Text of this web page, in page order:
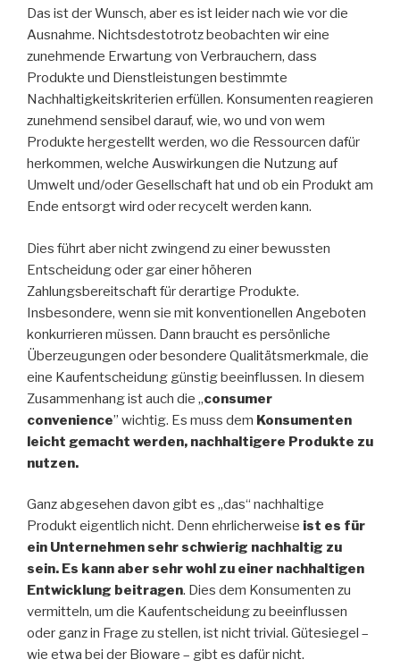
Das ist der Wunsch, aber es ist leider nach wie vor die
Ausnahme. Nichtsdestotrotz beobachten wir eine
zunehmende Erwartung von Verbrauchern, dass
Produkte und Dienstleistungen bestimmte
Nachhaltigkeitskriterien erfüllen. Konsumenten reagieren
zunehmend sensibel darauf, wie, wo und von wem
Produkte hergestellt werden, wo die Ressourcen dafür
herkommen, welche Auswirkungen die Nutzung auf
Umwelt und/oder Gesellschaft hat und ob ein Produkt am
Ende entsorgt wird oder recycelt werden kann.
Dies führt aber nicht zwingend zu einer bewussten
Entscheidung oder gar einer höheren
Zahlungsbereitschaft für derartige Produkte.
Insbesondere, wenn sie mit konventionellen Angeboten
konkurrieren müssen. Dann braucht es persönliche
Überzeugungen oder besondere Qualitätsmerkmale, die
eine Kaufentscheidung günstig beeinflussen. In diesem
Zusammenhang ist auch die „consumer
convenience” wichtig. Es muss dem Konsumenten
leicht gemacht werden, nachhaltigere Produkte zu
nutzen.
Ganz abgesehen davon gibt es „das“ nachhaltige
Produkt eigentlich nicht. Denn ehrlicherweise ist es für
ein Unternehmen sehr schwierig nachhaltig zu
sein. Es kann aber sehr wohl zu einer nachhaltigen
Entwicklung beitragen. Dies dem Konsumenten zu
vermitteln, um die Kaufentscheidung zu beeinflussen
oder ganz in Frage zu stellen, ist nicht trivial. Gütesiegel –
wie etwa bei der Bioware – gibt es dafür nicht.